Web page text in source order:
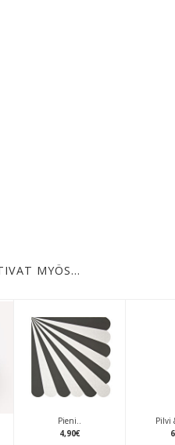
MYÖS…
Pieni..
4,90€
Pilvi
6